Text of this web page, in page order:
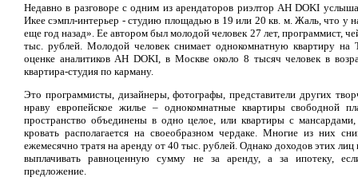
Недавно в разговоре с одним из арендаторов риэлтор АН DOKI
Икее сэмпл-интерьер - студию площадью в 19 или 20 кв. м. Жаль, что у
еще год назад». Ее автором был молодой человек 27 лет, программист,
тыс. рублей. Молодой человек снимает однокомнатную квартиру на
оценке аналитиков АН DOKI, в Москве около 8 тысяч человек в
квартира-студия по карману.
Это программисты, дизайнеры, фотографы, представители других
нраву европейское жилье – однокомнатные квартиры свободной
пространство объединены в одно целое, или квартиры с мансардами,
кровать располагается на своеобразном чердаке. Многие из них
ежемесячно тратя на аренду от 40 тыс. рублей. Однако доходов этих
выплачивать равноценную сумму не за аренду, а за ипотеку,
предложение.